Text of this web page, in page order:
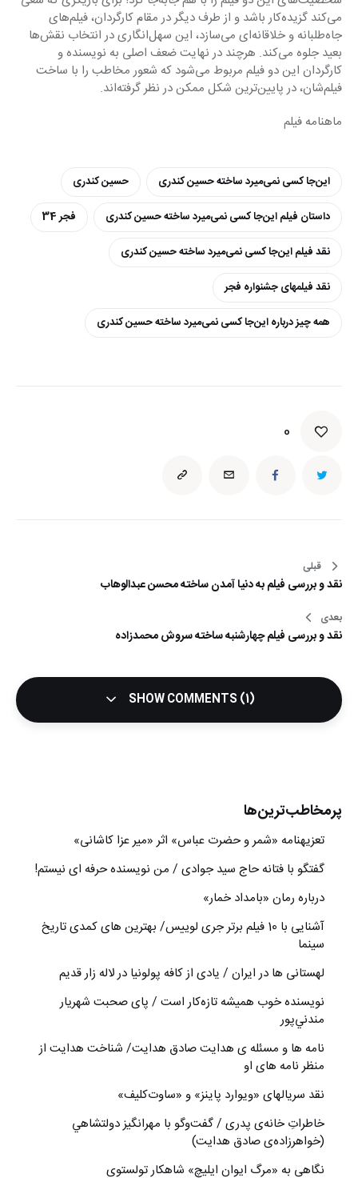
می‌کند گزیده‌کار باشد و از طرف دیگر در مقام کارگردان، فیلم‌های
جاه‌طلبانه و خلاقانه‌ای می‌سازد، این سهل‌انگاری در انتخاب نقش‌ها
بعید جلوه می‌کند. هرچند در نهایت ضعف اصلی به نویسنده و
کارگردان این دو فیلم مربوط می‌شود که شعور مخاطب را با ساخت
فیلم‌شان، در پایین‌ترین شکل ممکن در نظر گرفته‌اند.
ماهنامه فیلم
این‌جا کسی نمی‌میرد ساخته حسین کندری
حسین کندری
داستان فیلم این‌جا کسی نمی‌میرد ساخته حسین کندری
فجر 34
نقد فیلم این‌جا کسی نمی‌میرد ساخته حسین کندری
نقد فیلمهای جشنواره فجر
همه چیز درباره این‌جا کسی نمی‌میرد ساخته حسین کندری
0
راهبری
نوشته
قبلی
نقد و بررسی فیلم به دنیا آمدن ساخته محسن عبدالوهاب
بعدی
نقد و بررسی فیلم چهارشنبه ساخته سروش محمدزاده
SHOW COMMENTS (1)
پرمخاطب‌ترین‌ها
تعزیه‎نامه‏ «شمر و حضرت عباس» اثر «میر عزا کاشانی»
گفتگو با فتانه حاج سید جوادی / من نویسنده حرفه ای نیستم!
درباره رمان «بامداد خمار»
آشنایی با 10 فیلم برتر جری لوییس/ بهترین های کمدی تاریخ
سینما
لهستانی ها در ایران / یادی از کافه پولونیا در لاله زار قدیم
نويسنده خوب هميشه تازه‌كار است / پای صحبت شهريار
مندني‌پور
نامه ها و مسئله ی هدایت صادق هدایت/ شناخت هدایت از
منظر نامه های او
نقد سریالهای «ویوارد پاینز» و «ساوت‌کلیف»
خاطراتِ خانه‌ی پدری / گفت‌وگو با مهرانگيز دولتشاهي
(خواهرزاده‌ی صادق هدايت)
نگاهی به «مرگ ايوان ايليچ» شاهکار تولستوی